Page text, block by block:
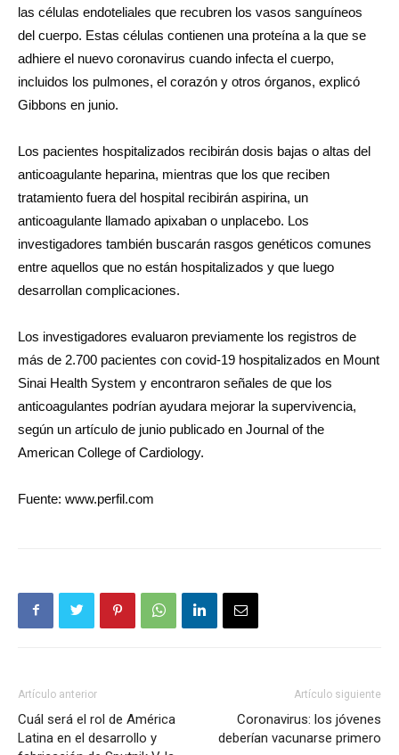
las células endoteliales que recubren los vasos sanguíneos
del cuerpo. Estas células contienen una proteína a la que se
adhiere el nuevo coronavirus cuando infecta el cuerpo,
incluidos los pulmones, el corazón y otros órganos, explicó
Gibbons en junio.
Los pacientes hospitalizados recibirán dosis bajas o altas del
anticoagulante heparina, mientras que los que reciben
tratamiento fuera del hospital recibirán aspirina, un
anticoagulante llamado apixaban o unplacebo. Los
investigadores también buscarán rasgos genéticos comunes
entre aquellos que no están hospitalizados y que luego
desarrollan complicaciones.
Los investigadores evaluaron previamente los registros de
más de 2.700 pacientes con covid-19 hospitalizados en Mount
Sinai Health System y encontraron señales de que los
anticoagulantes podrían ayudara mejorar la supervivencia,
según un artículo de junio publicado en Journal of the
American College of Cardiology.
Fuente: www.perfil.com
Artículo anterior
Cuál será el rol de América
Latina en el desarrollo y
Artículo siguiente
Coronavirus: los jóvenes
deberían vacunarse primero